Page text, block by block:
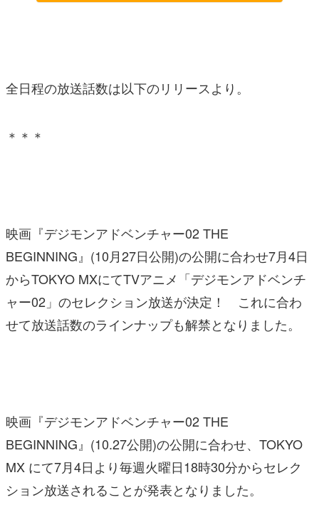
全日程の放送話数は以下のリリースより。
＊＊＊
映画『デジモンアドベンチャー02 THE
BEGINNING』(10月27日公開)の公開に合わせ7月4日
からTOKYO MXにてTVアニメ「デジモンアドベンチ
ャー02」のセレクション放送が決定！ これに合わ
せて放送話数のラインナップも解禁となりました。
映画『デジモンアドベンチャー02 THE
BEGINNING』(10.27公開)の公開に合わせ、TOKYO
MX にて7月4日より毎週火曜日18時30分からセレク
ション放送されることが発表となりました。